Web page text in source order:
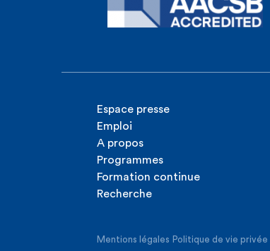
Espace presse
Emploi
A propos
Programmes
Formation continue
Recherche
Mentions légales Politique de vie privée